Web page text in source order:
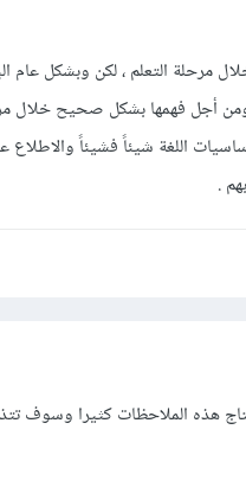
مرحلة التعلم ، لكن وبشكل عام
ومن أجل فهمها بشكل صحيح خلال
اللغة شيئاً فشيئاً
.
هذه الملاحظات كثيرا وسوف